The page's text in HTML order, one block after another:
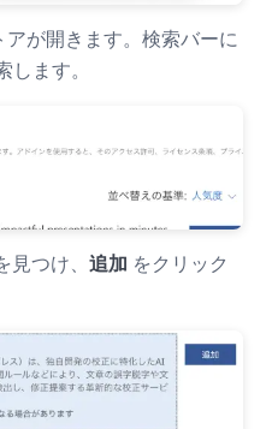
が開きます。検索バーに
します。
つけ、 追加 をクリック